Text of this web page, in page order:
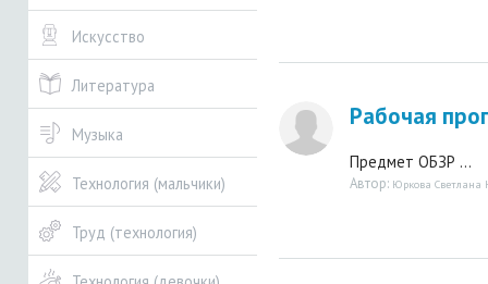
Искусство
Литература
Музыка
Технология (мальчики)
Труд (технология)
Рабочая
Предмет ОБЗР ...
Автор: Юркова Светлана